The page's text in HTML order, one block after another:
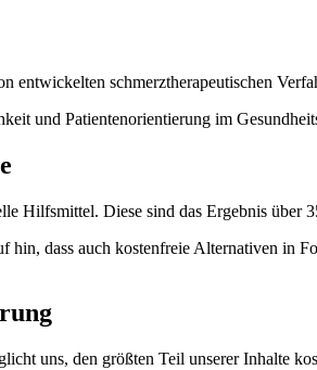
entwickelten schmerztherapeutischen
und Patientenorientierung im
Hilfsmittel. Diese sind das Ergebnis über
hin, dass auch kostenfreie Alternativen in
uns, den größten Teil unserer Inhalte